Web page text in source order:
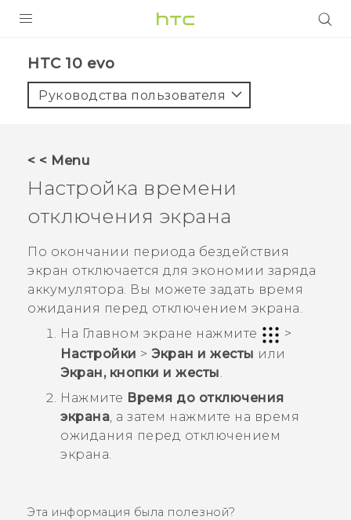
5G
VIVERSE
ПОДДЕРЖКА
HTC 10 evo‎
Руководства пользователя
< < Menu
Настройка времени
отключения экрана
По окончании периода бездействия
экран отключается для экономии заряда
аккумулятора. Вы можете задать время
ожидания перед отключением экрана.
На Главном экране нажмите
>
Настройки > Экран и жесты или
Экран, кнопки и жесты
Нажмите Время до отключения
экрана , а затем нажмите на время
ожидания перед отключением
экрана.
Эта информация была полезной?